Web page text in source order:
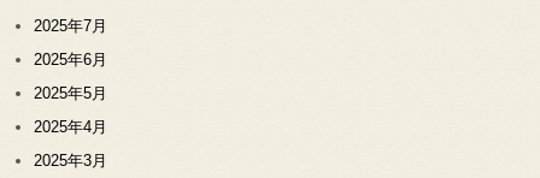
2025年7月
2025年6月
2025年5月
2025年4月
2025年3月